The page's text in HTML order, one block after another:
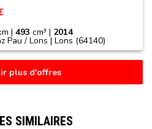
|493 cm³ | 2014
Pau / Lons | Lons (64140)
plus d'offres
SIMILAIRES